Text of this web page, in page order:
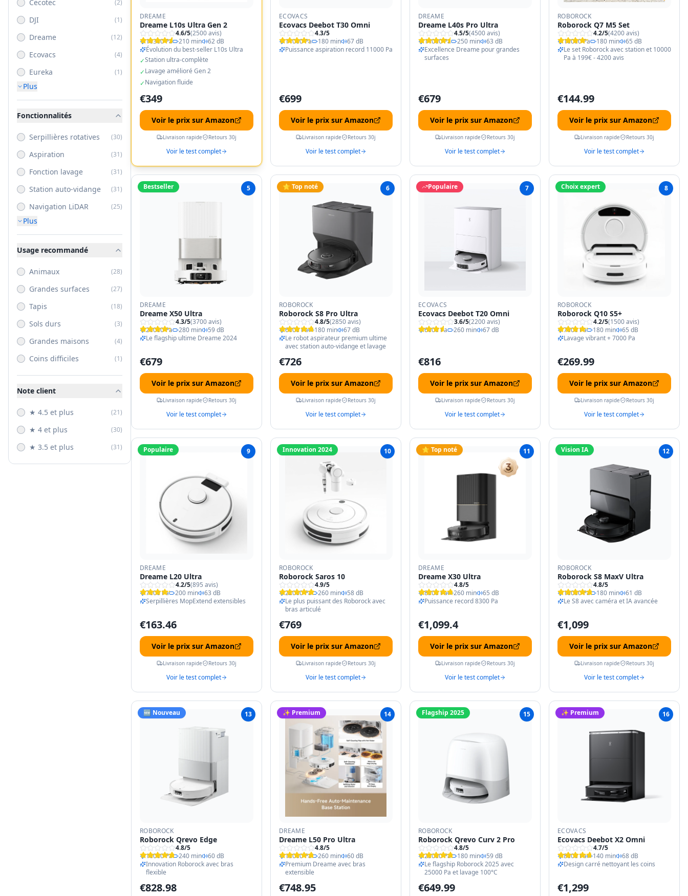
Cecotec (2)
DJI (1)
Dreame (12)
Ecovacs (4)
Eureka (1)
Plus
Fonctionnalités
Serpillières rotatives (30)
Aspiration (31)
Fonction lavage (31)
Station auto-vidange (31)
Navigation LiDAR (25)
Plus
Usage recommandé
Animaux (28)
Grandes surfaces (27)
Tapis (18)
Sols durs (3)
Grandes maisons (4)
Coins difficiles (1)
Note client
★ 4.5 et plus (21)
★ 4 et plus (30)
★ 3.5 et plus (31)
DREAME
Dreame L10s Ultra Gen 2
4.6/5(2500avis)
10300 Pa
210 min
62 dB
Évolution du best-seller L10s Ultra
✓Station ultra-complète
✓Lavage amélioré Gen 2
✓Navigation fluide
€349
Voir le prix sur Amazon
Livraison rapide Retours 30j
Voir le test complet
ECOVACS
Ecovacs Deebot T30 Omni
4.3/5
11000 Pa
180 min
67 dB
Puissance aspiration record 11000 Pa
€699
Voir le prix sur Amazon
Livraison rapide Retours 30j
Voir le test complet
DREAME
Dreame L40s Pro Ultra
4.5/5(4500avis)
11000 Pa
250 min
63 dB
Excellence Dreame pour grandes
surfaces
€679
Voir le prix sur Amazon
Livraison rapide Retours 30j
Voir le test complet
ROBOROCK
Roborock Q7 M5 Set
4.2/5(4200avis)
10000 Pa
180 min
65 dB
Le set Roborock avec station et 10000
Pa à 199€ - 4200 avis
€144.99
Voir le prix sur Amazon
Livraison rapide Retours 30j
Voir le test complet
Bestseller 5
DREAME
Dreame X50 Ultra
4.3/5(3700avis)
20000 Pa
280 min
59 dB
Le flagship ultime Dreame 2024
€679
Voir le prix sur Amazon
Livraison rapide Retours 30j
Voir le test complet
⭐ Top noté 6
ROBOROCK
Roborock S8 Pro Ultra
4.8/5(2850avis)
6000 Pa
180 min
67 dB
Le robot aspirateur premium ultime
avec station auto-vidange et lavage
€726
Voir le prix sur Amazon
Livraison rapide Retours 30j
Voir le test complet
7
Populaire
ECOVACS
Ecovacs Deebot T20 Omni
3.6/5(2200avis)
6000 Pa
260 min 67 dB
€816
Voir le prix sur Amazon
Livraison rapide Retours 30j
Voir le test complet
Choix expert 8
ROBOROCK
Roborock Q10 S5+
4.2/5(1500avis)
7000 Pa
180 min
65 dB
Lavage vibrant + 7000 Pa
€269.99
Voir le prix sur Amazon
Livraison rapide Retours 30j
Voir le test complet
Populaire 9
DREAME
Dreame L20 Ultra
4.2/5(895 avis)
7000 Pa
200 min
63 dB
Serpillières MopExtend extensibles
€163.46
Voir le prix sur Amazon
Livraison rapide Retours 30j
Voir le test complet
Innovation 2024 10
ROBOROCK
Roborock Saros 10
4.9/5
22000 Pa
260 min
58 dB
Le plus puissant des Roborock avec
bras articulé
€769
Voir le prix sur Amazon
Livraison rapide Retours 30j
Voir le test complet
⭐ Top noté 11
DREAME
Dreame X30 Ultra
4.8/5
8300 Pa
260 min
65 dB
Puissance record 8300 Pa
€1,099.4
Voir le prix sur Amazon
Livraison rapide Retours 30j
Voir le test complet
Vision IA 12
ROBOROCK
Roborock S8 MaxV Ultra
4.8/5
10000 Pa
180 min
61 dB
Le S8 avec caméra et IA avancée
€1,099
Voir le prix sur Amazon
Livraison rapide Retours 30j
Voir le test complet
🆕 Nouveau 13
ROBOROCK
Roborock Qrevo Edge
4.8/5
10000 Pa
240 min
60 dB
Innovation Roborock avec bras
flexible
€828.98
✨ Premium 14
DREAME
Dreame L50 Pro Ultra
4.8/5
15000 Pa
260 min
60 dB
Premium Dreame avec bras
extensible
€748.95
Flagship 2025 15
ROBOROCK
Roborock Qrevo Curv 2 Pro
4.8/5
25000 Pa
180 min
59 dB
Le flagship Roborock 2025 avec
25000 Pa et lavage 100°C
€649.99
✨ Premium 16
ECOVACS
Ecovacs Deebot X2 Omni
4.7/5
8000 Pa
140 min
68 dB
Design carré nettoyant les coins
€1,299